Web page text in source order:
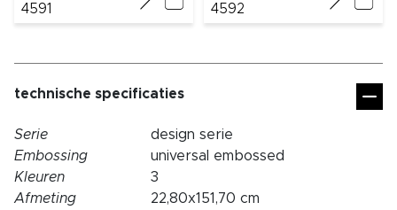
4591 4592
technische specificaties
Serie
design serie
Embossing
universal embossed
Kleuren
3
Afmeting
22,80x151,70 cm